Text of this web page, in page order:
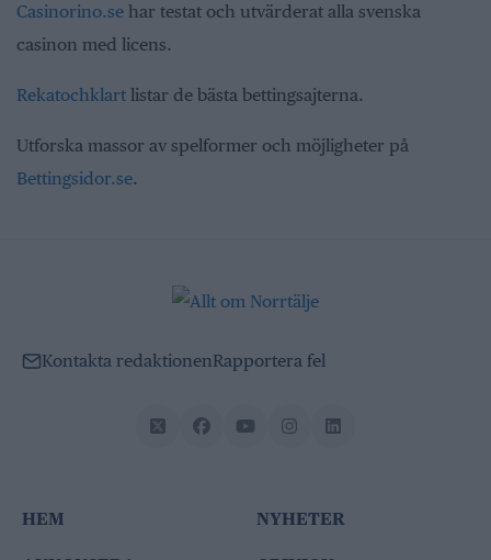
Casinorino.se har testat och utvärderat alla svenska
casinon med licens.
Rekatochklart listar de bästa bettingsajterna.
Utforska massor av spelformer och möjligheter på
Bettingsidor.se.
Kontakta redaktionenRapportera fel
HEM NYHETER